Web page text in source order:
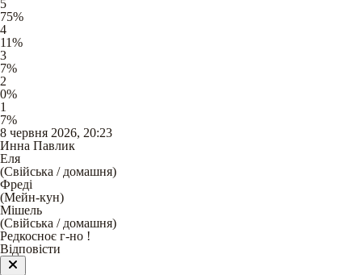
5
75%
4
11%
3
7%
2
0%
1
7%
8 червня 2026, 20:23
Инна Павлик
Еля
(Свійська / домашня)
Фреді
(Мейн-кун)
Мішель
(Свійська / домашня)
Редкосноє г-но !
Відповісти